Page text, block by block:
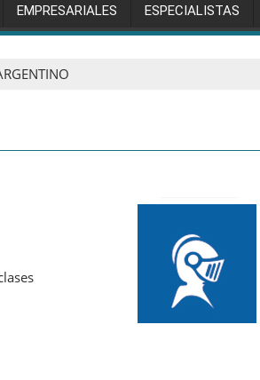
EMPRESARIALES ESPECIALISTAS